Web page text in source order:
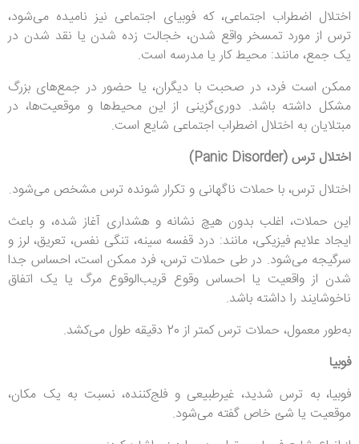
اختلال اضطراب اجتماعی، که فوبیای اجتماعی نیز نامیده می‌شود،
ترس از مورد تمسخر واقع شدن، خجالت زده شدن یا نقد شدن در
یک جمع، مانند: محیط کار یا مدرسه است.
ممکن است فرد، در صحبت با دیگران، یا حضور در جمع‌های بزرگ
مشکل داشته باشد. دوری‌گزینی از این محیط‌ها و موقعیت‌ها، در
مبتلایان به اختلال اضطراب اجتماعی شایع است.
اختلال ترس (Panic Disorder)
اختلال ترس، با حملات ناگهانی و تکرار شونده ترس مشخص می‌شود.
این حملات، اغلب بدون هیچ نشانه و هشداری آغاز شده، و باعث
ایجاد علایم فیزیکی، مانند: درد قفسه سینه، تنگی نفس، تعریق، لرز و
سرگیجه می‌شود. در طی حملات ترس، فرد ممکن است، احساس جدا
شدن از واقعیت یا احساس وقوع قریب‌الوقوع مرگ یا یک اتفاق
ناخوشایند را داشته باشد.
به‌طور معمول، حملات ترس کمتر از 20 دقیقه طول می‌کشد.
فوبیا
فوبیا، به ترس شدید، غیرطبیعی و فلج‌کننده، نسبت به یک مکان،
موقعیت یا شئ خاص گفته می‌شود.